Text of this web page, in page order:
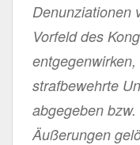
Denunziationen
Vorfeld des
strafbewehrte
abgegeben
Äußerungen